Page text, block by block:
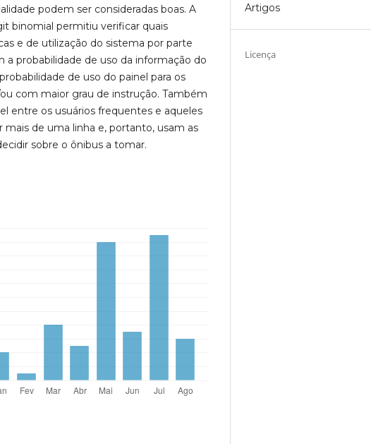
podem ser consideradas boas. A
binomial permitiu verificar quais
e de utilização do sistema por parte
a probabilidade de uso da informação do
de uso do painel para os
com maior grau de instrução. Também
entre os usuários frequentes e aqueles
de uma linha e, portanto, usam as
sobre o ônibus a tomar.
Artigos
Licença